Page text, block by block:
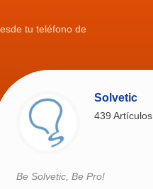
tu teléfono de
Solvetic
439 Artículos
Be Solvetic, Be Pro!